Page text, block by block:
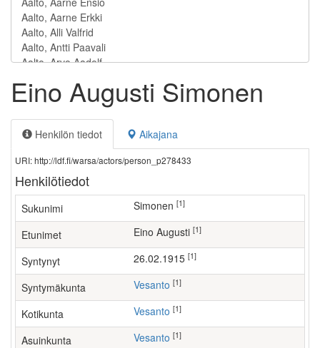
Eino Augusti Simonen
Henkilön tiedot Aikajana
URI: http://ldf.fi/warsa/actors/person_p278433
Henkilötiedot
Sukunimi Simonen [1]
Etunimet Eino Augusti [1]
Syntynyt 26.02.1915 [1]
Syntymäkunta Vesanto [1]
Kotikunta Vesanto [1]
Asuinkunta Vesanto [1]